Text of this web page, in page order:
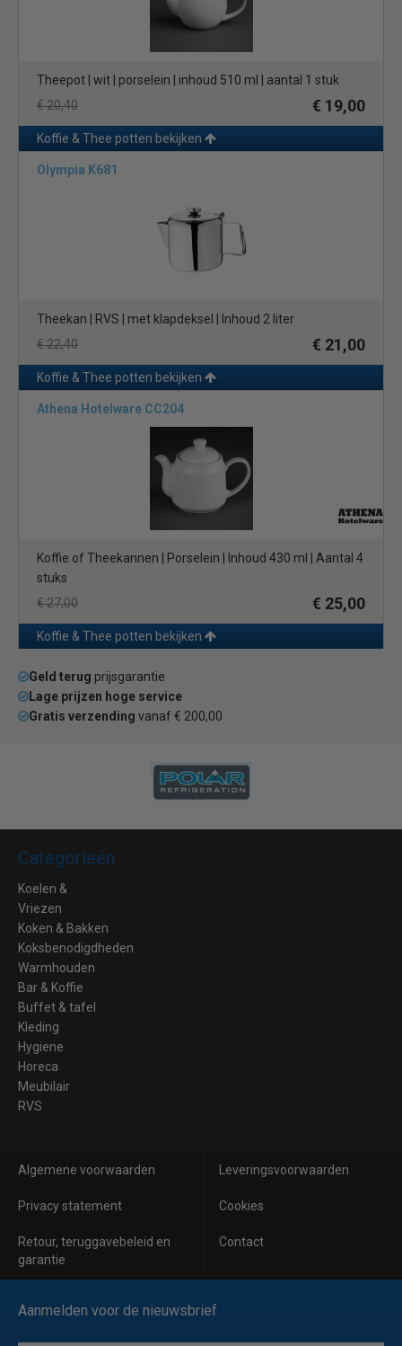
Theepot | wit | porselein | inhoud 510 ml | aantal 1 stuk
€ 20,40
€ 19,00
Koffie & Thee potten bekijken
Olympia K681
Theekan | RVS | met klapdeksel | Inhoud 2 liter
€ 22,40
€ 21,00
Koffie & Thee potten bekijken
Athena Hotelware CC204
Koffie of Theekannen | Porselein | Inhoud 430 ml | Aantal 4
stuks
€ 27,00
€ 25,00
Koffie & Thee potten bekijken
Geld terug prijsgarantie
Lage prijzen hoge service
Gratis verzending vanaf € 200,00
Categorieën
Koelen &
Vriezen
Koken & Bakken
Koksbenodigdheden
Warmhouden
Bar & Koffie
Buffet & tafel
Kleding
Hygiene
Horeca
Meubilair
RVS
Algemene voorwaarden Leveringsvoorwaarden
Privacy statement Cookies
Retour, teruggavebeleid en
garantie
Contact
Aanmelden voor de nieuwsbrief